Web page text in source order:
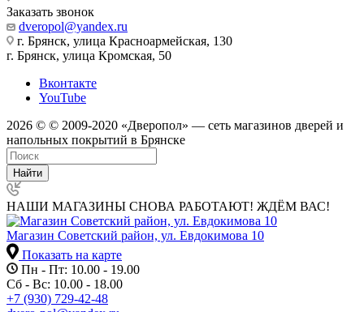
Заказать звонок
dveropol@yandex.ru
г. Брянск, улица Красноармейская, 130
г. Брянск, улица Кромская, 50
Вконтакте
YouTube
2026 © © 2009-2020 «Дверопол» — сеть магазинов дверей и
напольных покрытий в Брянске
Найти
НАШИ МАГАЗИНЫ СНОВА РАБОТАЮТ! ЖДЁМ ВАС!
Магазин Советский район, ул. Евдокимова 10
Показать на карте
Пн - Пт: 10.00 - 19.00
Сб - Вс: 10.00 - 18.00
+7 (930) 729-42-48